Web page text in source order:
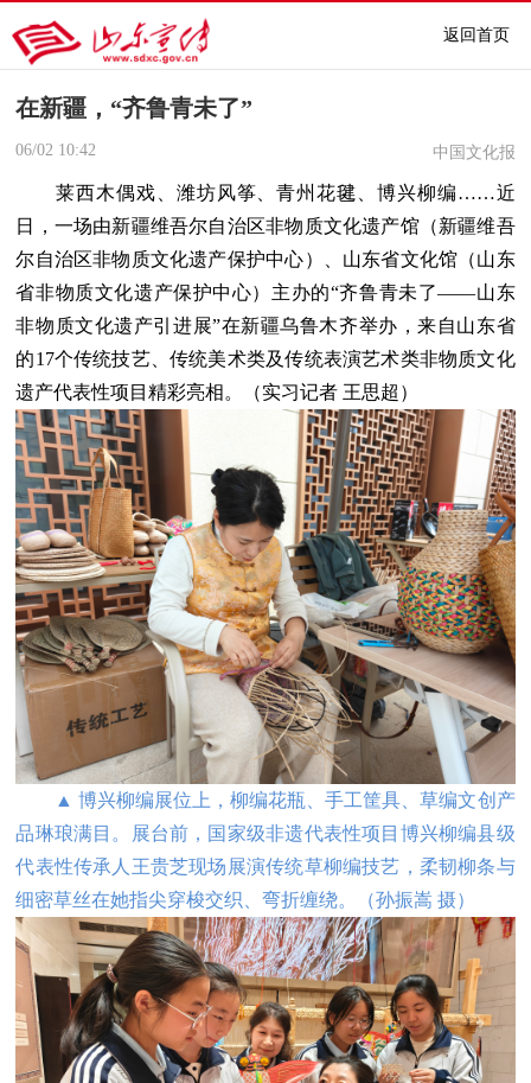
返回首页
在新疆，“齐鲁青未了”
06/02 10:42 中国文化报
莱西木偶戏、潍坊风筝、青州花毽、博兴柳编……近
日，一场由新疆维吾尔自治区非物质文化遗产馆（新疆维吾
尔自治区非物质文化遗产保护中心）、山东省文化馆（山东
省非物质文化遗产保护中心）主办的“齐鲁青未了——山东
非物质文化遗产引进展”在新疆乌鲁木齐举办，来自山东省
的17个传统技艺、传统美术类及传统表演艺术类非物质文化
遗产代表性项目精彩亮相。
（实习记者 王思超 ）
▲ 博兴柳编展位上，柳编花瓶、手工筐具、草编文创产
品琳琅满目。展台前，国家级非遗代表性项目博兴柳编县级
代表性传承人王贵芝现场展演传统草柳编技艺，柔韧柳条与
细密草丝在她指尖穿梭交织、弯折缠绕。（孙振嵩 摄）